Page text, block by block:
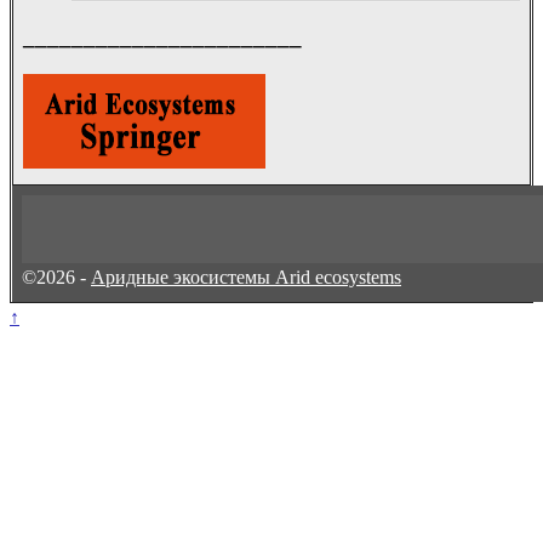
©2026 - Аридные экосистемы Arid ecosystems
↑